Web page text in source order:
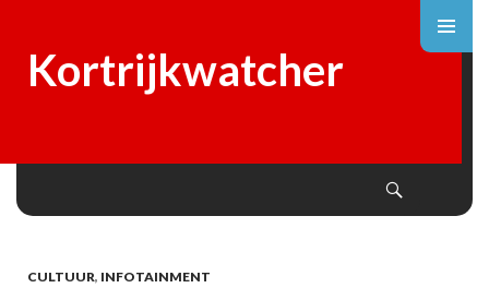
Kortrijkwatcher
CULTUUR, INFOTAINMENT